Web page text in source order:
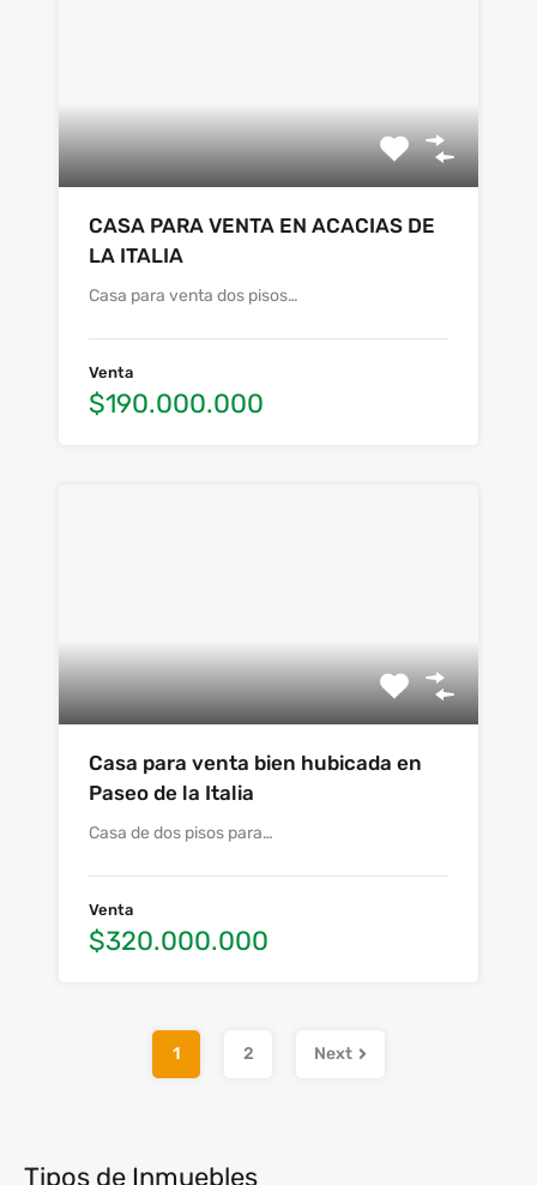
CASA PARA VENTA EN ACACIAS DE
LA ITALIA
Casa para venta dos pisos…
Venta
$190.000.000
Casa para venta bien hubicada en
Paseo de la Italia
Casa de dos pisos para…
Venta
$320.000.000
1 2 Next
Tipos de Inmuebles